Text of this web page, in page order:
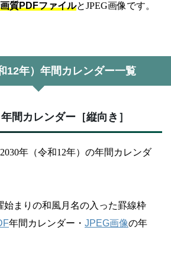
質PDFファイルとJPEG画像です。
12年）年間カレンダー一覧
間カレンダー［縦向き］
年（令和12年）の年間カレンダ
始まりの和風月名の入った罫線枠
年間カレンダー・ JPEG画像の年